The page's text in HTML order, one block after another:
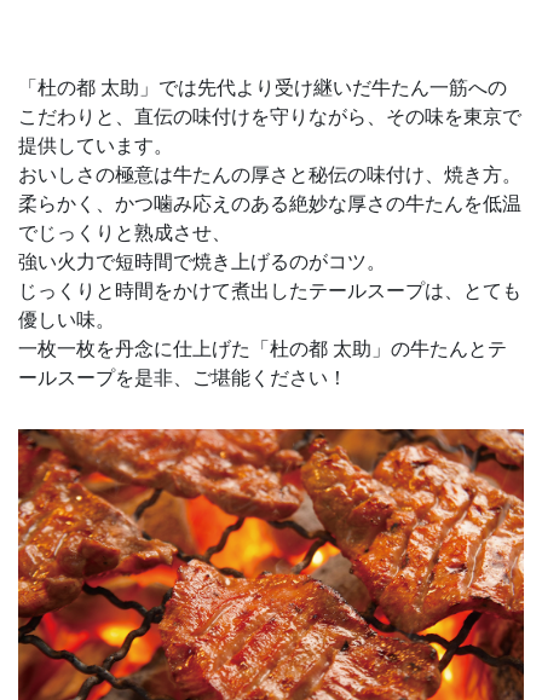
「杜の都 太助」では先代より受け継いだ牛たん一筋への
こだわりと、直伝の味付けを守りながら、その味を東京で
提供しています。
おいしさの極意は牛たんの厚さと秘伝の味付け、焼き方。
柔らかく、かつ噛み応えのある絶妙な厚さの牛たんを低温
でじっくりと熟成させ、
強い火力で短時間で焼き上げるのがコツ。
じっくりと時間をかけて煮出したテールスープは、とても
優しい味。
一枚一枚を丹念に仕上げた「杜の都 太助」の牛たんとテ
ールスープを是非、ご堪能ください！